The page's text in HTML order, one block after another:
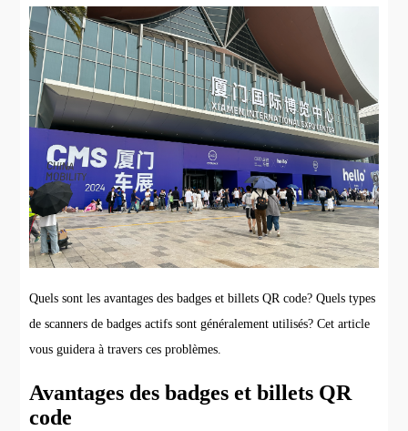
Quels sont les avantages des badges et billets QR code? Quels types
de scanners de badges actifs sont généralement utilisés? Cet article
vous guidera à travers ces problèmes.
Avantages des badges et billets QR
code